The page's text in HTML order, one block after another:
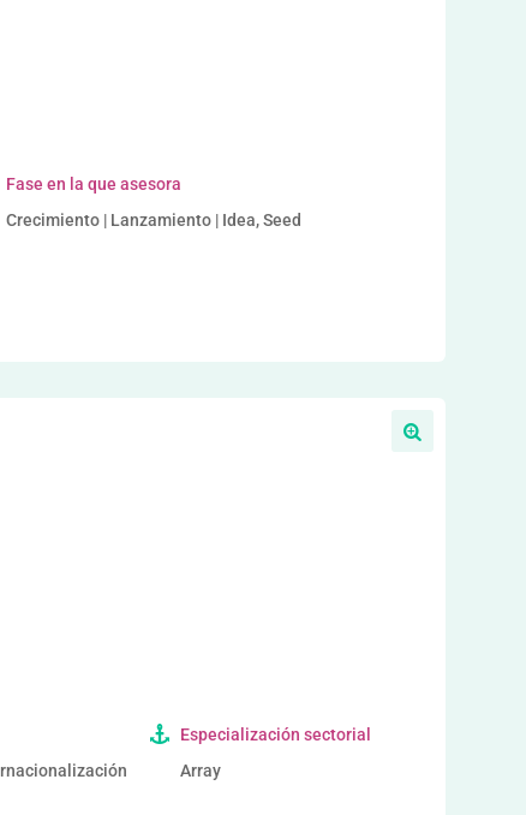
Fase en la que asesora
Crecimiento | Lanzamiento | Idea, Seed
Especialización sectorial
Array